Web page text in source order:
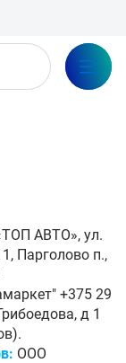
АВТО», ул.
Парголово п.,
+375 29
д 1
ООО